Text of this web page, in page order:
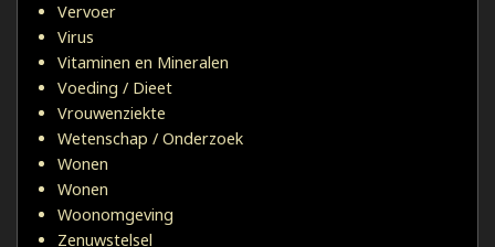
Vervoer
Virus
Vitaminen en Mineralen
Voeding / Dieet
Vrouwenziekte
Wetenschap / Onderzoek
Wonen
Wonen
Woonomgeving
Zenuwstelsel